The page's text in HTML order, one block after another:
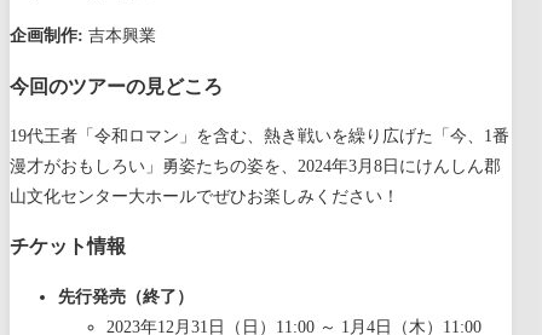
企画制作: 吉本興業
今回のツアーの見どころ
19代王者「令和ロマン」を含む、熱き戦いを繰り広げた「今、1番
漫才がおもしろい」勇姿たちの姿を、2024年3月8日にけんしん郡
山文化センター大ホールでぜひお楽しみください！
チケット情報
先行発売（終了）
2023年12月31日（日）11:00 ～ 1月4日（木）11:00